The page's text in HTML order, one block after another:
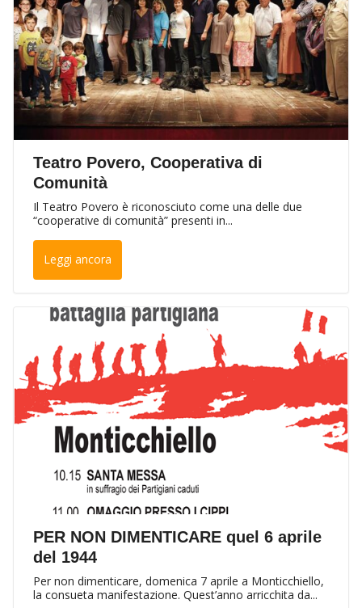
Teatro Povero, Cooperativa di
Comunità
Il Teatro Povero è riconosciuto come una delle due
“cooperative di comunità” presenti in...
Leggi ancora
PER NON DIMENTICARE quel 6 aprile
del 1944
Per non dimenticare, domenica 7 aprile a Monticchiello,
la consueta manifestazione. Quest’anno arricchita da...